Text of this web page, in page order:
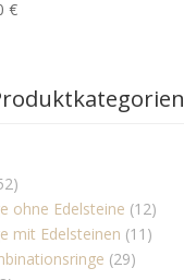
€
ohne Edelsteine (12)
mit Edelsteinen (11)
(29)